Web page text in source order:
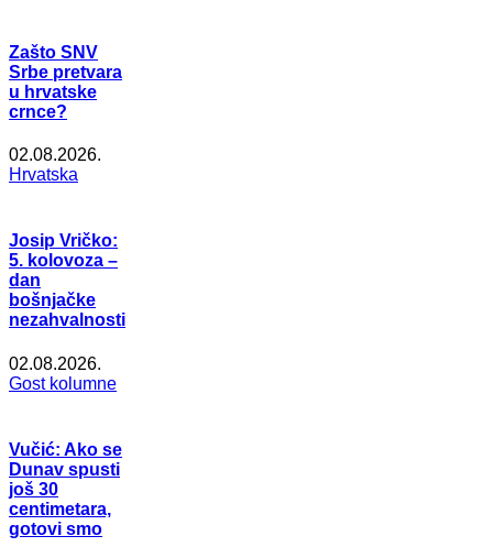
Zašto SNV
Srbe pretvara
u hrvatske
crnce?
02.08.2026.
Hrvatska
Josip Vričko:
5. kolovoza –
dan
bošnjačke
nezahvalnosti
02.08.2026.
Gost kolumne
Vučić: Ako se
Dunav spusti
još 30
centimetara,
gotovi smo